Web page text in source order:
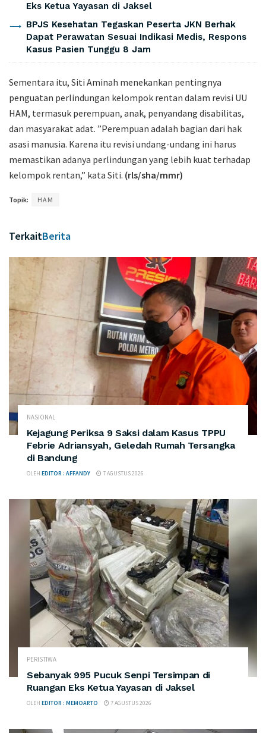
Eks Ketua Yayasan di Jaksel
BPJS Kesehatan Tegaskan Peserta JKN Berhak
Dapat Perawatan Sesuai Indikasi Medis, Respons
Kasus Pasien Tunggu 8 Jam
Sementara itu, Siti Aminah menekankan pentingnya
penguatan perlindungan kelompok rentan dalam revisi UU
HAM, termasuk perempuan, anak, penyandang disabilitas,
dan masyarakat adat. ”Perempuan adalah bagian dari hak
asasi manusia. Karena itu revisi undang-undang ini harus
memastikan adanya perlindungan yang lebih kuat terhadap
kelompok rentan,” kata Siti. (rls/sha/mmr)
Topik: HAM
TerkaitBerita
NASIONAL
Kejagung Periksa 9 Saksi dalam Kasus TPPU
Febrie Adriansyah, Geledah Rumah Tersangka
di Bandung
OLEH EDITOR : AFFANDY 7 AGUSTUS 2026
PERISTIWA
Sebanyak 995 Pucuk Senpi Tersimpan di
Ruangan Eks Ketua Yayasan di Jaksel
OLEH EDITOR : MEMOARTO 7 AGUSTUS 2026